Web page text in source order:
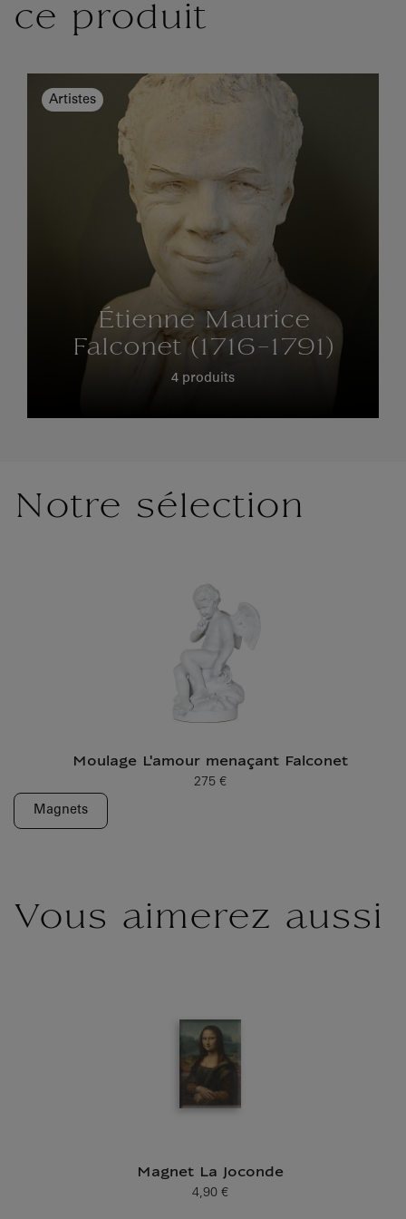
Notre sélection
Moulage L'amour menaçant Falconet
Prix ​​actuel
275 €
Magnets
Vous aimerez aussi
Magnet La Joconde
Prix ​​actuel
4,90 €
ce produit
Artistes
Étienne Maurice
Falconet (1716-1791)
4 produits